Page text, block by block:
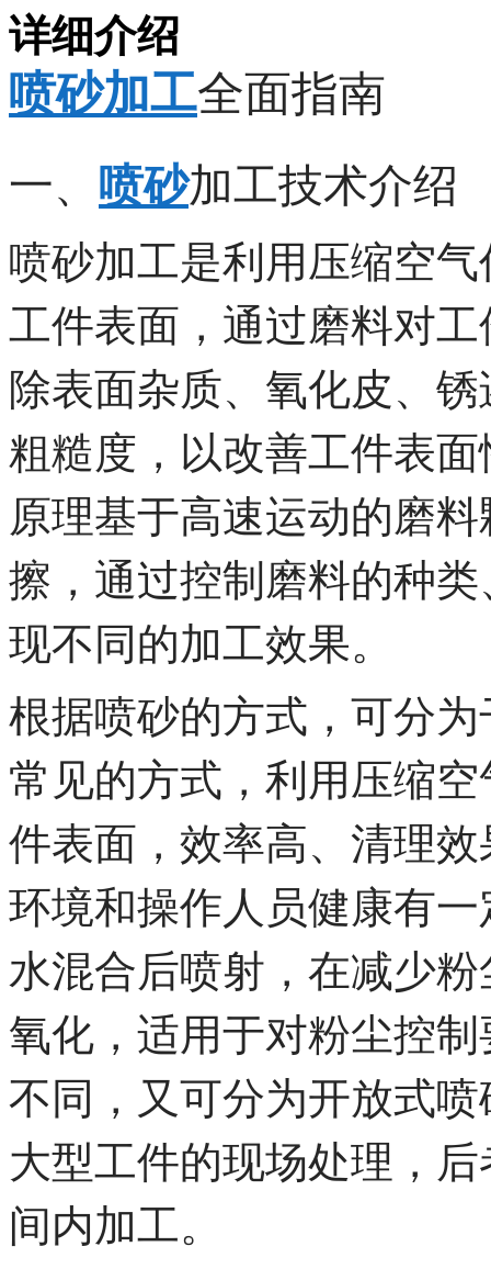
详细介绍
喷砂加工全面指南
一、 喷砂加工技术介绍
喷砂加工是利用压缩空
工件表面，通过磨料对
除表面杂质、氧化皮、
粗糙度，以改善工件表
原理基于高速运动的磨
擦，通过控制磨料的种
现不同的加工效果。
根据喷砂的方式，可分
常见的方式，利用压缩
件表面，效率高、清理
环境和操作人员健康有
水混合后喷射，在减少
氧化，适用于对粉尘控
不同，又可分为开放式
大型工件的现场处理，
间内加工。